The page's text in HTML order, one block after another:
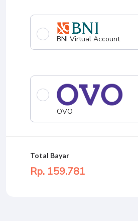
BNI Virtual Account
OVO
Total Bayar
Rp. 159.781